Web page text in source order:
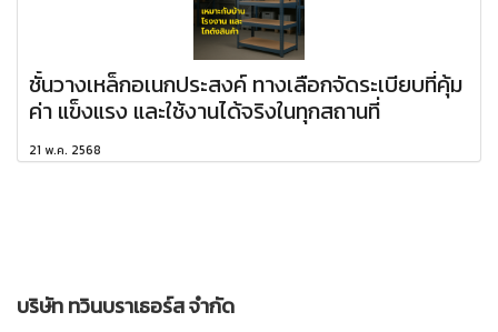
ชั้นวางเหล็กอเนกประสงค์ ทางเลือกจัดระเบียบที่คุ้ม
ค่า แข็งแรง และใช้งานได้จริงในทุกสถานที่
21 พ.ค. 2568
บริษัท ทวินบราเธอร์ส จำกัด